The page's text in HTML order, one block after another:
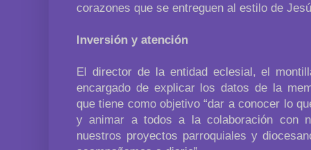
corazones que se entreguen al estilo de
Inversión y atención
El director de la entidad eclesial, el
encargado de explicar los datos de la
que tiene como objetivo “dar a conocer lo
y animar a todos a la colaboración con
nuestros proyectos parroquiales y